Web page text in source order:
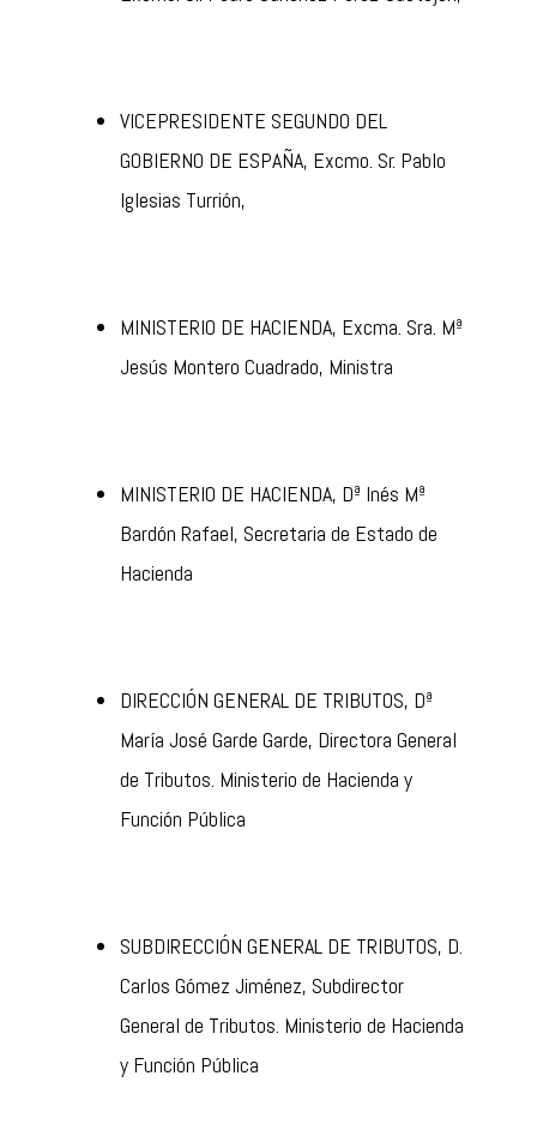
VICEPRESIDENTE SEGUNDO DEL
GOBIERNO DE ESPAÑA, Excmo. Sr. Pablo
Iglesias Turrión,
MINISTERIO DE HACIENDA, Excma. Sra. Mª
Jesús Montero Cuadrado, Ministra
MINISTERIO DE HACIENDA, Dª Inés Mª
Bardón Rafael, Secretaria de Estado de
Hacienda
DIRECCIÓN GENERAL DE TRIBUTOS, Dª
María José Garde Garde, Directora General
de Tributos. Ministerio de Hacienda y
Función Pública
SUBDIRECCIÓN GENERAL DE TRIBUTOS, D.
Carlos Gómez Jiménez, Subdirector
General de Tributos. Ministerio de Hacienda
y Función Pública